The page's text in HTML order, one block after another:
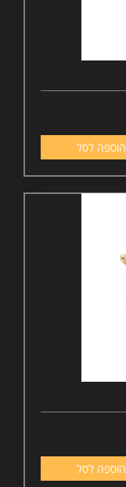
הוספה לסל
הוספה לסל